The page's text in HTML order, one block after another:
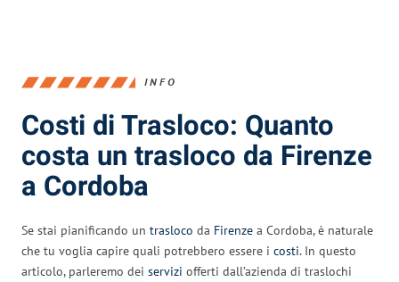
INFO
Costi di Trasloco: Quanto
costa un trasloco da Firenze
a Cordoba
Se stai pianificando un trasloco da Firenze a Cordoba, è naturale
che tu voglia capire quali potrebbero essere i costi. In questo
articolo, parleremo dei servizi offerti dall’azienda di traslochi